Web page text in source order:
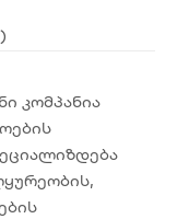
კომპანია